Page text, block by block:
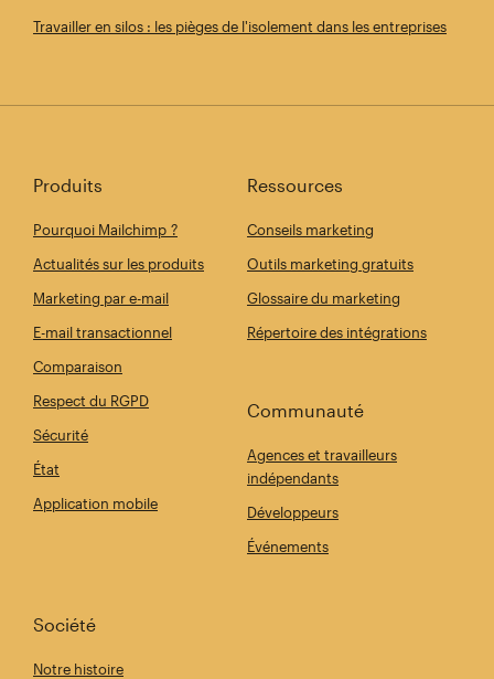
Travailler en silos : les pièges de l'isolement dans les entreprises
Produits
Pourquoi Mailchimp ?
Actualités sur les produits
Marketing par e-mail
E-mail transactionnel
Comparaison
Respect du RGPD
Sécurité
État
Application mobile
Ressources
Conseils marketing
Outils marketing gratuits
Glossaire du marketing
Répertoire des intégrations
Communauté
Agences et travailleurs
indépendants
Développeurs
Événements
Société
Notre histoire